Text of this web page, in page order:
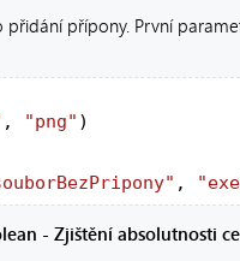
přidání přípony. První
, "png" )
,
- Zjištění absolutnosti